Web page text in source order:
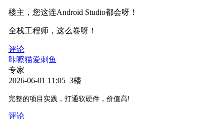
#define BT_UUID_TH_SERVICE
const struct device *dht22 =
static bool notify_subscribed = false;
{
楼主，您这连Android Studio都会呀！
全栈工程师，这么卷呀！
评论
咔嚓猫爱刺鱼
专家
2026-06-01 11:05 3楼
完整的项目实践，打通软硬件，价值高!
评论